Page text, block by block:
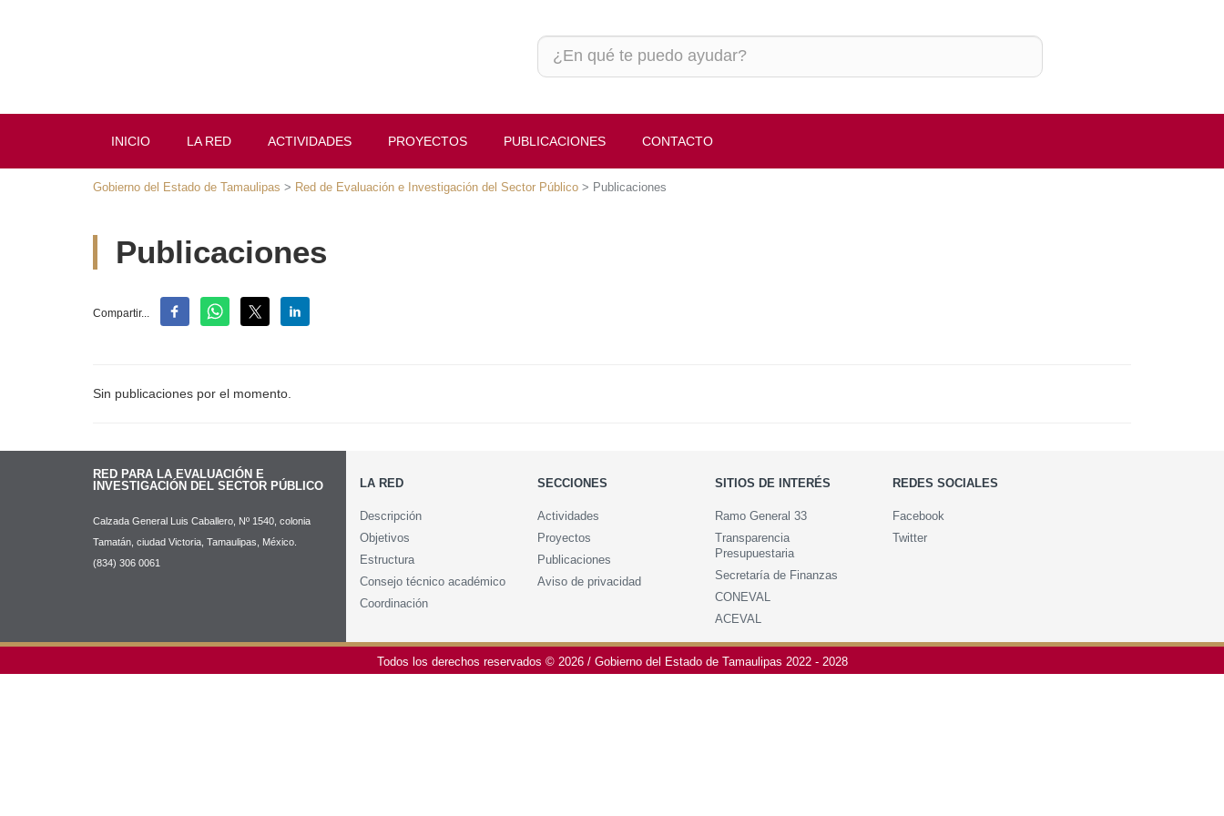
INICIO LA RED ACTIVIDADES PROYECTOS PUBLICACIONES CONTACTO
Gobierno del Estado de Tamaulipas>Red de Evaluación e Investigación del Sector Público >Publicaciones
Publicaciones
Compartir...
Sin publicaciones por el momento.
RED PARA LA EVALUACIÓN E
INVESTIGACIÓN DEL SECTOR PÚBLICO
Calzada General Luis Caballero, Nº 1540, colonia
Tamatán, ciudad Victoria, Tamaulipas, México.
(834) 306 0061
LA RED
Descripción
Objetivos
Estructura
Consejo técnico académico
Coordinación
SECCIONES
Actividades
Proyectos
Publicaciones
Aviso de privacidad
SITIOS DE INTERÉS
Ramo General 33
Transparencia Presupuestaria
Secretaría de Finanzas
CONEVAL
ACEVAL
REDES SOCIALES
Facebook
Twitter
Todos los derechos reservados © 2026 /Gobierno del Estado de Tamaulipas 2022 - 2028